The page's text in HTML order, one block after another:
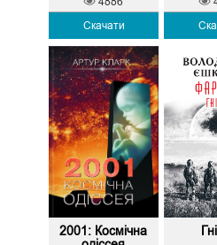
Скачати
2001: Космічна